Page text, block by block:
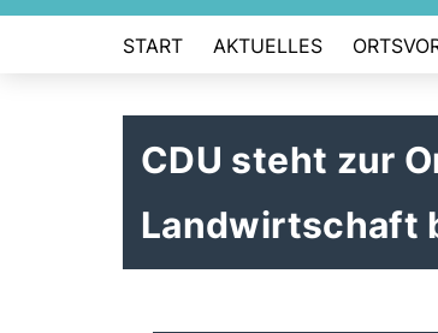
START AKTUELLES
CDU steht zur
Landwirtschaft